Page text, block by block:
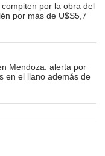
por la obra del
por más de U$S5,7
Mendoza: alerta por
en el llano además de